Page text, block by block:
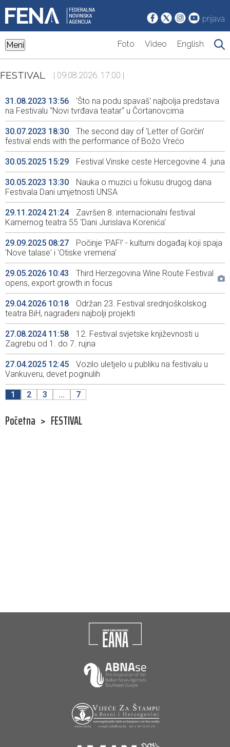
prijava
Meni Foto Video English
FESTIVAL | 09.08.2026. 17:00 |
31.08.2023 13:56
'Što na podu spavaš' najbolja predstava
na Festivalu “Novi tvrđava teatar“ u Čortanovcima
30.07.2023 18:30
The second day of 'Letter of Gorčin’
festival ends with the performance of Božo Vrećo
30.05.2025 15:29 Festival Vinske ceste Hercegovine 4. juna
30.05.2023 13:30
Nauka o muzici u fokusu drugog dana
Festivala Dani umjetnosti UNSA
29.11.2024 21:24
Završen 8. internacionalni festival
Kamernog teatra 55 'Dani Jurislava Korenića'
29.09.2025 08:27
Počinje 'PAF!' - kulturni događaj koji spaja
'Nove talase' i 'Otiske vremena'
29.05.2026 10:43
Third Herzegovina Wine Route Festival
opens, export growth in focus
29.04.2026 10:18
Održan 23. Festival srednjoškolskog
teatra BiH, nagrađeni najbolji projekti
27.08.2024 11:58
12. Festival svjetske književnosti u
Zagrebu od 1. do 7. rujna
27.04.2025 12:45
Vozilo uletjelo u publiku na festivalu u
Vankuveru, devet poginulih
1 2 3 ... 7
Početna > FESTIVAL